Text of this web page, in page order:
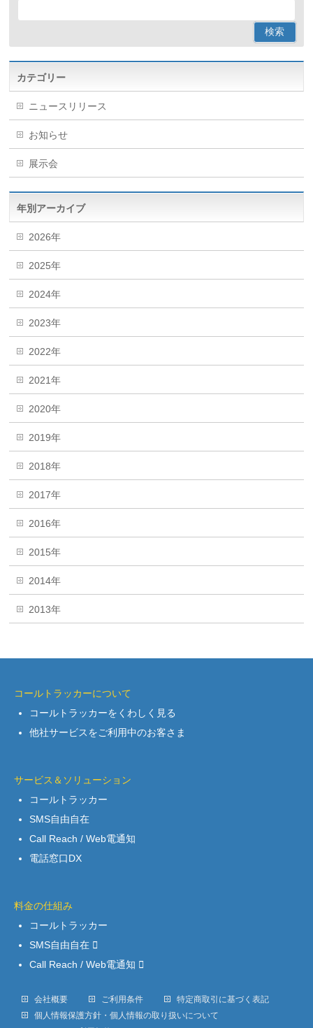
カテゴリー
ニュースリリース
お知らせ
展示会
年別アーカイブ
2026年
2025年
2024年
2023年
2022年
2021年
2020年
2019年
2018年
2017年
2016年
2015年
2014年
2013年
コールトラッカーについて
コールトラッカーをくわしく見る
他社サービスをご利用中のお客さま
サービス＆ソリューション
コールトラッカー
SMS自由自在
Call Reach / Web電通知
電話窓口DX
料金の仕組み
コールトラッカー
SMS自由自在
Call Reach / Web電通知
会社概要 ご利用条件
特定商取引に基づく表記
個人情報保護方針・個人情報の取り扱いについて